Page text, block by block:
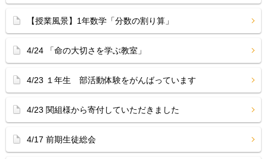
【授業風景】1年数学「分数の割り算」
4/24 「命の大切さを学ぶ教室」
4/23 １年生 部活動体験をがんばっています
4/23 関組様から寄付していただきました
4/17 前期生徒総会